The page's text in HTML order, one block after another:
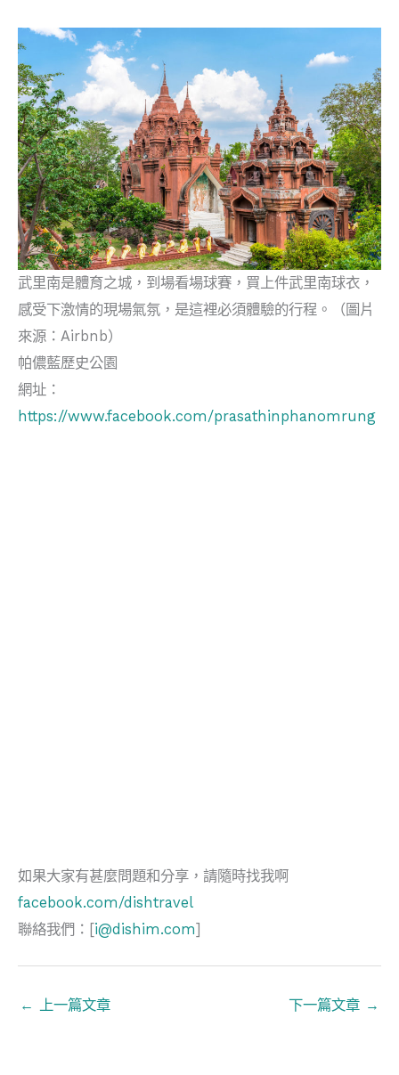
武里南是體育之城，到場看場球賽，買上件武里南球衣，
感受下激情的現場氣氛，是這裡必須體驗的行程。（圖片
來源：Airbnb）
帕儂藍歷史公園
網址：
https://www.facebook.com/prasathinphanomrung
如果大家有甚麼問題和分享，請隨時找我啊
facebook.com/dishtravel
聯絡我們：[i@dishim.com]
← 上一篇文章 下一篇文章 →